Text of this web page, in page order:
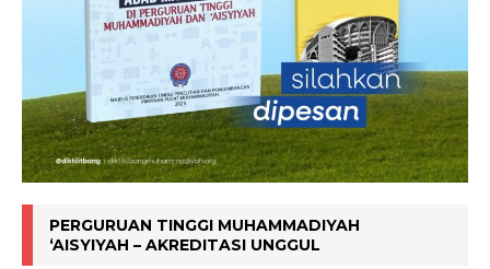
PERGURUAN TINGGI MUHAMMADIYAH
‘AISYIYAH – AKREDITASI UNGGUL